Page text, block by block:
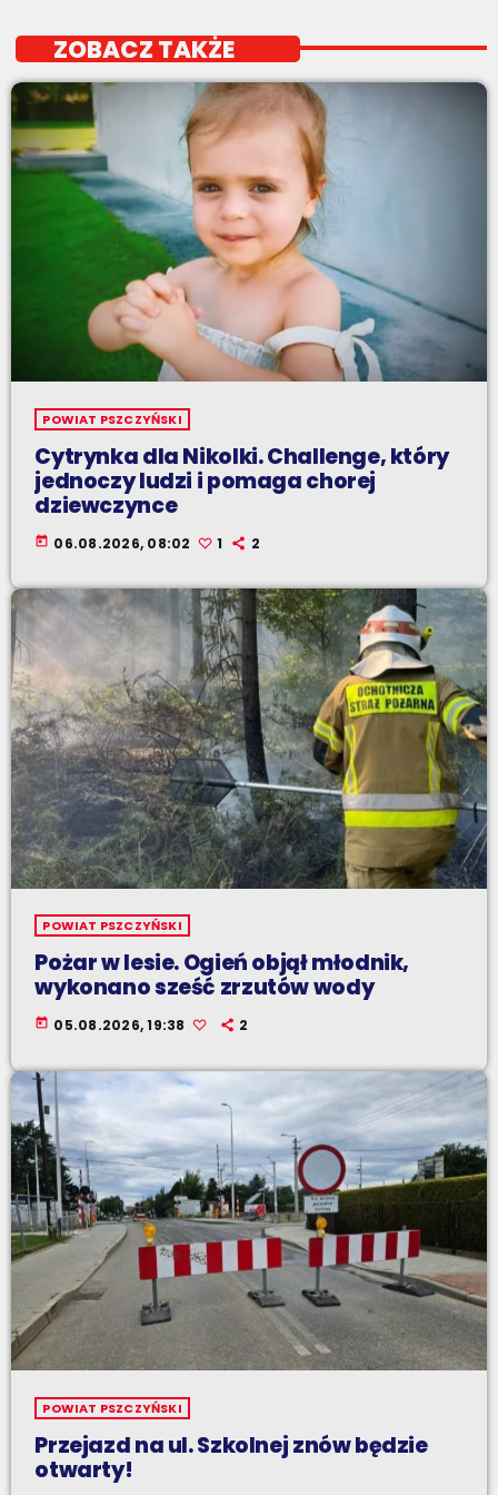
ZOBACZ TAKŻE
POWIAT PSZCZYŃSKI
Cytrynka dla Nikolki. Challenge, który
jednoczy ludzi i pomaga chorej
dziewczynce
today 06.08.2026, 08:02 1 2
POWIAT PSZCZYŃSKI
Pożar w lesie. Ogień objął młodnik,
wykonano sześć zrzutów wody
today 05.08.2026, 19:38 2
POWIAT PSZCZYŃSKI
Przejazd na ul. Szkolnej znów będzie
otwarty!